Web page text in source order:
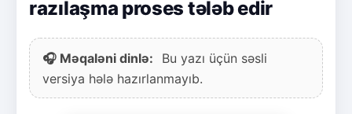
razılaşma proses tələb edir
🎧 Məqaləni dinlə:
Bu yazı üçün səsli
versiya hələ hazırlanmayıb.